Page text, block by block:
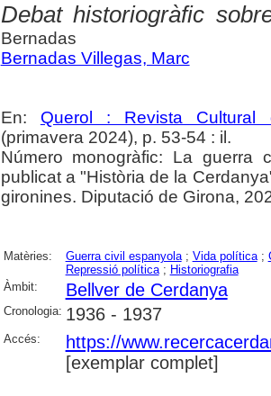
Debat historiogràfic
Bernadas
Bernadas Villegas, Marc
En: Querol : Revista Cultural
(primavera 2024), p. 53-54 : il.
Número monogràfic: La guerra
publicat a "Història de la
gironines. Diputació de Girona,
Matèries: Guerra civil espanyola; Vida política;
Repressió política; Historiografia
Àmbit:
Bellver de Cerdanya
Cronologia: 1936 - 1937
Accés:
https://
[exemplar complet]